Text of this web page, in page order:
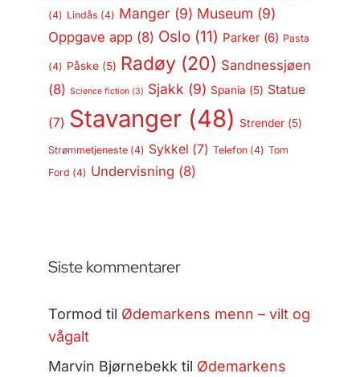
(4) Lindås (4) Manger(9) Museum (9)
Oppgave app(8) Oslo(11) Parker(6) Pasta
(4) Påske(5) Radøy(20) Sandnessjøen
(8) Science fiction(3) Sjakk (9) Spania (5) Statue
(7) Stavanger(48) Strender(5)
Strømmetjeneste(4) Sykkel (7) Telefon(4) Tom
Ford (4) Undervisning (8)
Siste kommentarer
Tormod til Ødemarkens menn – vilt og
vågalt
Marvin Bjørnebekk til Ødemarkens